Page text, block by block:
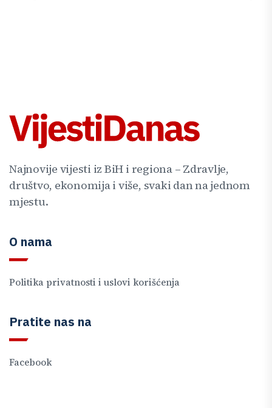
Najnovije vijesti iz BiH i regiona – Zdravlje,
društvo, ekonomija i više, svaki dan na jednom
mjestu.
O nama
Politika privatnosti i uslovi korišćenja
Pratite nas na
Facebook